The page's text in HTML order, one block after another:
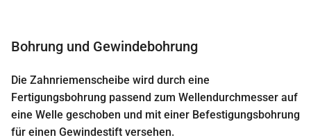
Bohrung und Gewindebohrung
Die Zahnriemenscheibe wird durch eine
Fertigungsbohrung passend zum Wellendurchmesser auf
eine Welle geschoben und mit einer Befestigungsbohrung
für einen Gewindestift versehen.